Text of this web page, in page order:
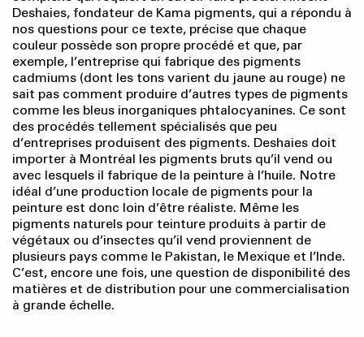
Deshaies, fondateur de Kama pigments, qui a répondu à
nos questions pour ce texte, précise que chaque
couleur possède son propre procédé et que, par
exemple, l’entreprise qui fabrique des pigments
cadmiums (dont les tons varient du jaune au rouge) ne
sait pas comment produire d’autres types de pigments
comme les bleus inorganiques phtalocyanines. Ce sont
des procédés tellement spécialisés que peu
d’entreprises produisent des pigments. Deshaies doit
importer à Montréal les pigments bruts qu’il vend ou
avec lesquels il fabrique de la peinture à l’huile. Notre
idéal d’une production locale de pigments pour la
peinture est donc loin d’être réaliste. Même les
pigments naturels pour teinture produits à partir de
végétaux ou d’insectes qu’il vend proviennent de
plusieurs pays comme le Pakistan, le Mexique et l’Inde.
C’est, encore une fois, une question de disponibilité des
matières et de distribution pour une commercialisation
à grande échelle.